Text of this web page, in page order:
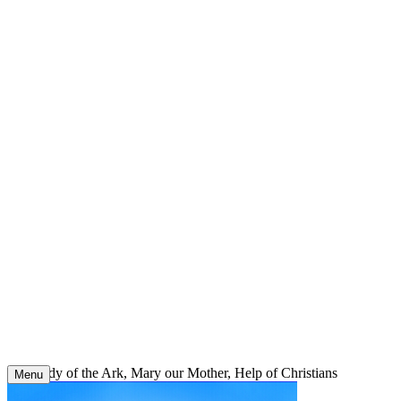
Our Lady of the Ark, Mary our Mother, Help of Christians
Menu